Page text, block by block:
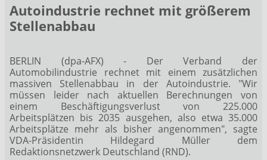
Autoindustrie rechnet mit größerem
Stellenabbau
BERLIN (dpa-AFX) - Der Verband der
Automobilindustrie rechnet mit einem zusätzlichen
massiven Stellenabbau in der Autoindustrie. "Wir
müssen leider nach aktuellen Berechnungen von
einem Beschäftigungsverlust von 225.000
Arbeitsplätzen bis 2035 ausgehen, also etwa 35.000
Arbeitsplätze mehr als bisher angenommen", sagte
VDA-Präsidentin Hildegard Müller dem
Redaktionsnetzwerk Deutschland (RND).